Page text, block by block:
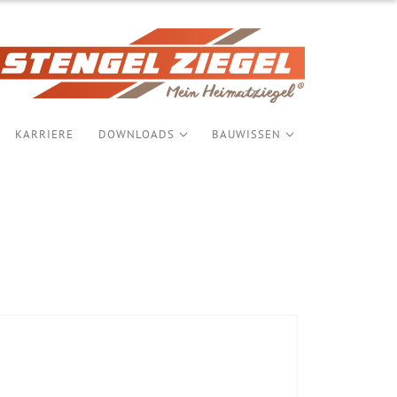
KARRIERE DOWNLOADS BAUWISSEN